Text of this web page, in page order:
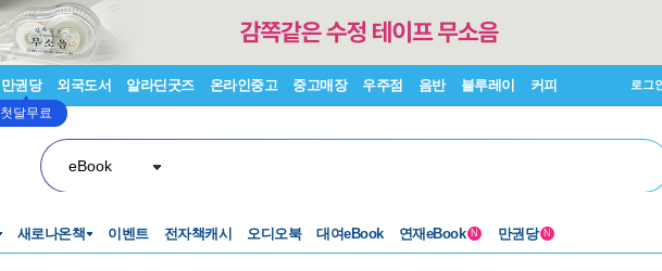
만권당
첫달무료
외국도서 알라딘굿즈 온라인중고 중고매장 우주점 음반 블루레이 커피 로그
eBook
새로나온책 이벤트 전자책캐시 오디오북 대여eBook 연재eBook N 만권당 N